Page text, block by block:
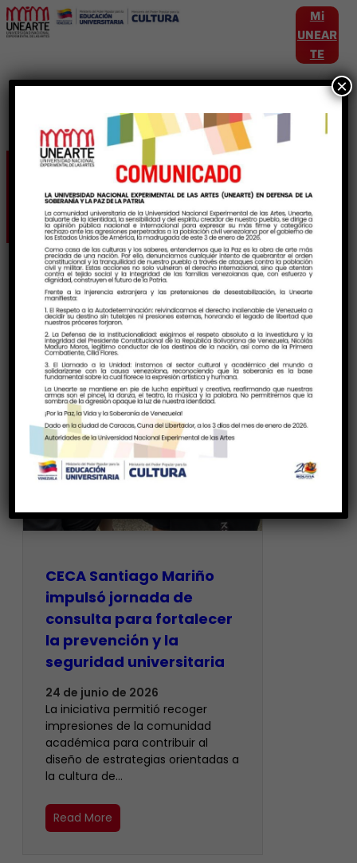
Mi
UNEAR
TE
Etiqueta:TDAH
CECA Santiago Mariño
impulsó jornada de
consulta para fortalecer
la prevención y la
seguridad universitaria
24 de junio de 2026
La iniciativa permitió recoger
impresiones de la comunidad
académica para contribuir al
diseño de estrategias orientadas a
la cultura de…
Read More
×